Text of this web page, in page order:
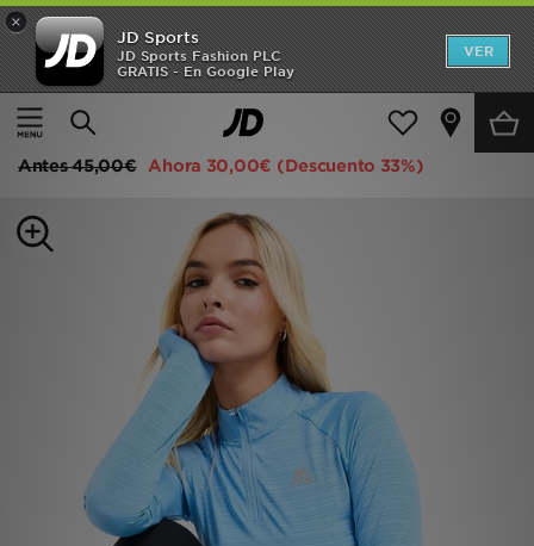
×
JD Sports
JD Sports Fashion PLC
GRATIS - En Google Play
VER
Página principal
Mujer Ropa de mujer Ropa running y fitness
MONTIREX Camiseta Draft 1/4 Zip
Antes45,00€ Ahora 30,00€ (Descuento 33%)
Hombre
Mujer
Estilo
Deportes & Fitness
TARJETA REGALO